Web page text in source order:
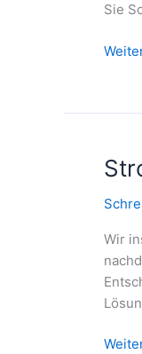
Sie
Mit
Wir
Strom